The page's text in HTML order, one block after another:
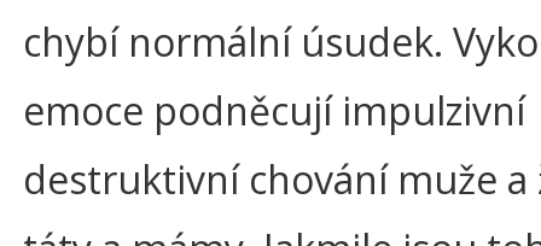
chybí normální úsudek.
emoce podněcují impulzivní
destruktivní chování muže a